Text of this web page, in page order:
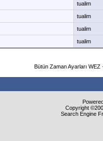
tualim
tualim
tualim
tualim
Bütün Zaman Ayarları
Copyright
Search Engine